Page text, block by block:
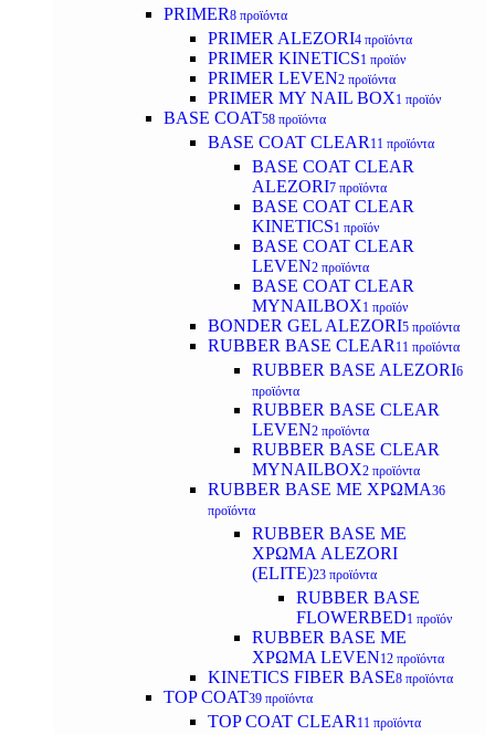
PRIMER8 προϊόντα
PRIMER ALEZORI4 προϊόντα
PRIMER KINETICS1 προϊόν
PRIMER LEVEN2 προϊόντα
PRIMER MY NAIL BOX1 προϊόν
BASE COAT58 προϊόντα
BASE COAT CLEAR 11 προϊόντα
BASE COAT CLEAR
ALEZORI7 προϊόντα
BASE COAT CLEAR
KINETICS1 προϊόν
BASE COAT CLEAR
LEVEN2 προϊόντα
BASE COAT CLEAR
MYNAILBOX1 προϊόν
BONDER GEL ALEZORI5 προϊόντα
RUBBER BASE CLEAR 11 προϊόντα
RUBBER BASE ALEZORI6
προϊόντα
RUBBER BASE CLEAR
LEVEN2 προϊόντα
RUBBER BASE CLEAR
MYNAILBOX2 προϊόντα
RUBBER BASE ΜΕ ΧΡΩΜΑ36
προϊόντα
RUBBER BASE ΜΕ
ΧΡΩΜΑ ALEZORI
(ELITE)23 προϊόντα
RUBBER BASE
FLOWERBED1 προϊόν
RUBBER BASE ΜΕ
ΧΡΩΜΑ LEVEN12 προϊόντα
KINETICS FIBER BASE8 προϊόντα
TOP COAT39 προϊόντα
TOP COAT CLEAR 11 προϊόντα